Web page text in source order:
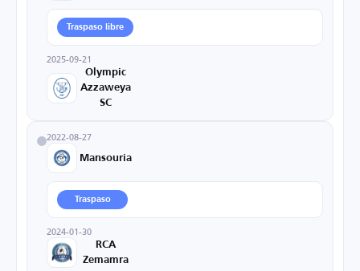
Traspaso libre
2025-09-21
Olympic
Azzaweya
SC
2022-08-27
Mansouria
Traspaso
2024-01-30
RCA
Zemamra